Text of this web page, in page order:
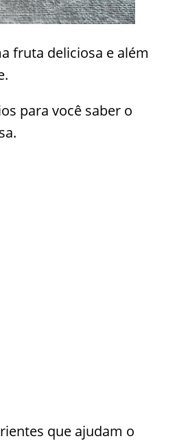
fruta deliciosa e além
para você saber o
que ajudam o